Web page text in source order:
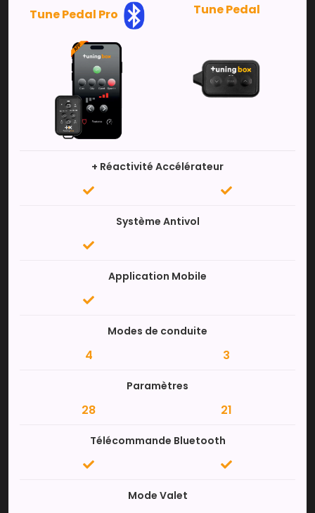
Tune Pedal Pro Tune Pedal
+ Réactivité Accélérateur
Système Antivol
Application Mobile
Modes de conduite
4 3
Paramètres
28 21
Télécommande Bluetooth
Mode Valet